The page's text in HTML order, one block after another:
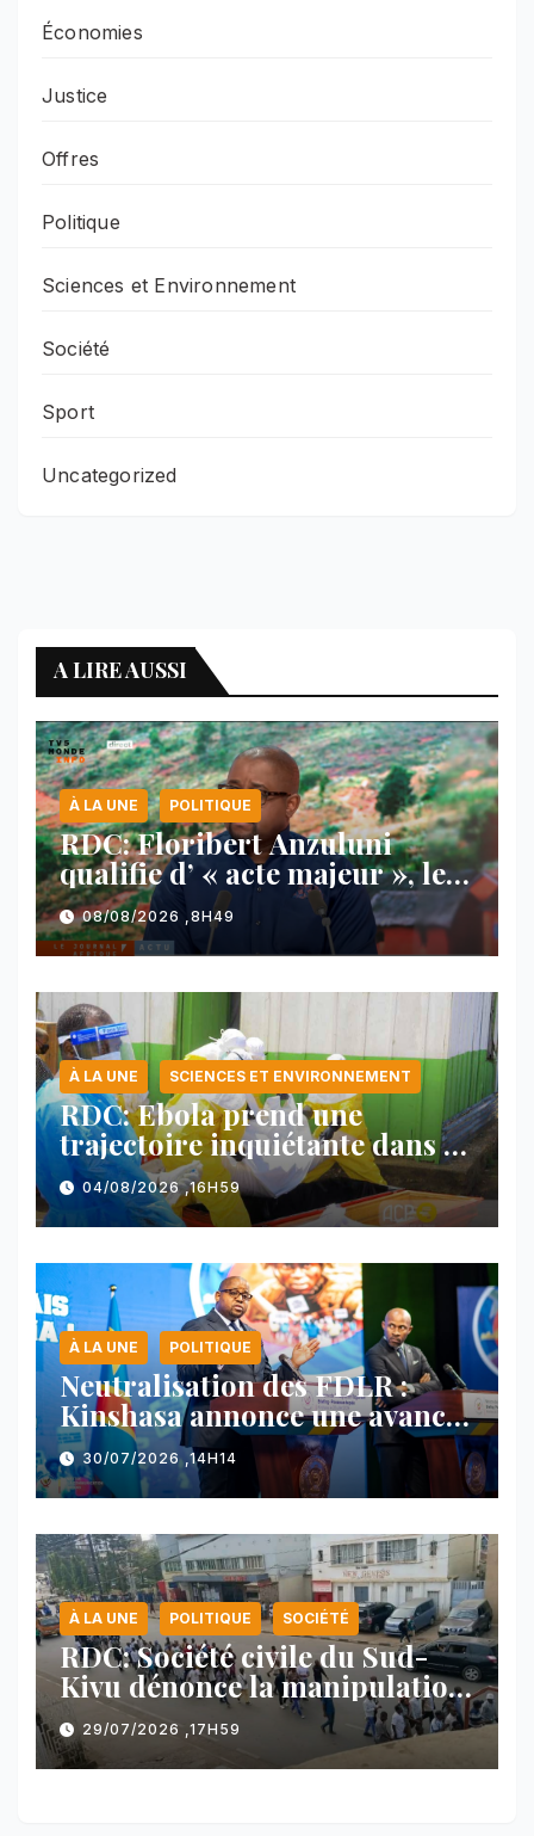
Économies
Justice
Offres
Politique
Sciences et Environnement
Société
Sport
Uncategorized
A LIRE AUSSI
À LA UNE POLITIQUE
RDC: Floribert Anzuluni
qualifie d’ « acte majeur », le
protocole de désarmement des
FDLR
08/08/2026 ,8H49
À LA UNE SCIENCES ET ENVIRONNEMENT
RDC: Ebola prend une
trajectoire inquiétante dans le
nord-est du pays
04/08/2026 ,16H59
À LA UNE POLITIQUE
Neutralisation des FDLR :
Kinshasa annonce une avancée
majeure et maintient sa ligne
face au Rwanda
30/07/2026 ,14H14
À LA UNE POLITIQUE SOCIÉTÉ
RDC: Société civile du Sud-
Kivu dénonce la manipulation
des manifestations par
l’AFC/M23
29/07/2026 ,17H59